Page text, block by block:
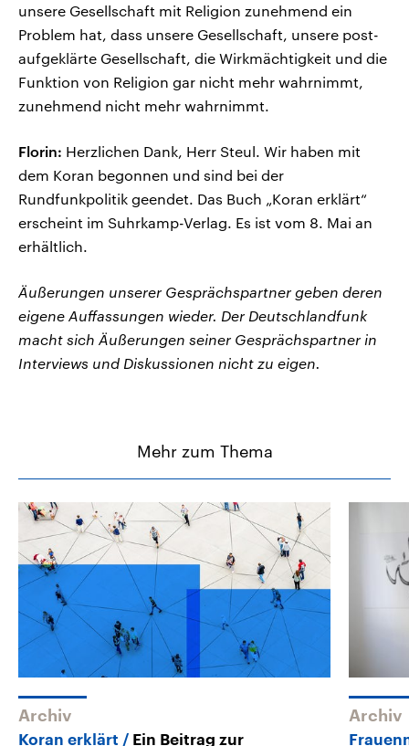
unsere Gesellschaft mit Religion zunehmend ein
Problem hat, dass unsere Gesellschaft, unsere post-
aufgeklärte Gesellschaft, die Wirkmächtigkeit und die
Funktion von Religion gar nicht mehr wahrnimmt,
zunehmend nicht mehr wahrnimmt.
Florin: Herzlichen Dank, Herr Steul. Wir haben mit
dem Koran begonnen und sind bei der
Rundfunkpolitik geendet. Das Buch „Koran erklärt“
erscheint im Suhrkamp-Verlag. Es ist vom 8. Mai an
erhältlich.
Äußerungen unserer Gesprächspartner geben deren
eigene Auffassungen wieder. Der Deutschlandfunk
macht sich Äußerungen seiner Gesprächspartner in
Interviews und Diskussionen nicht zu eigen.
Mehr zum Thema
Archiv
Koran erklärt
Ein Beitrag zur
Archiv